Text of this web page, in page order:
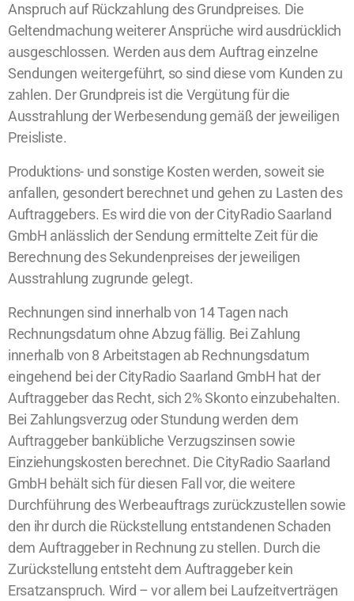
Anspruch auf Rückzahlung des Grundpreises. Die
Geltendmachung weiterer Ansprüche wird ausdrücklich
ausgeschlossen. Werden aus dem Auftrag einzelne
Sendungen weitergeführt, so sind diese vom Kunden zu
zahlen. Der Grundpreis ist die Vergütung für die
Ausstrahlung der Werbesendung gemäß der jeweiligen
Preisliste.
Produktions- und sonstige Kosten werden, soweit sie
anfallen, gesondert berechnet und gehen zu Lasten des
Auftraggebers. Es wird die von der CityRadio Saarland
GmbH anlässlich der Sendung ermittelte Zeit für die
Berechnung des Sekundenpreises der jeweiligen
Ausstrahlung zugrunde gelegt.
Rechnungen sind innerhalb von 14 Tagen nach
Rechnungsdatum ohne Abzug fällig. Bei Zahlung
innerhalb von 8 Arbeitstagen ab Rechnungsdatum
eingehend bei der CityRadio Saarland GmbH hat der
Auftraggeber das Recht, sich 2% Skonto einzubehalten.
Bei Zahlungsverzug oder Stundung werden dem
Auftraggeber bankübliche Verzugszinsen sowie
Einziehungskosten berechnet. Die CityRadio Saarland
GmbH behält sich für diesen Fall vor, die weitere
Durchführung des Werbeauftrags zurückzustellen sowie
den ihr durch die Rückstellung entstandenen Schaden
dem Auftraggeber in Rechnung zu stellen. Durch die
Zurückstellung entsteht dem Auftraggeber kein
Ersatzanspruch. Wird – vor allem bei Laufzeitverträgen